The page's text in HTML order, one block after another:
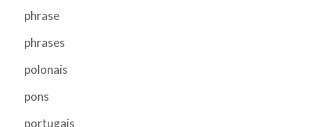
phrase
phrases
polonais
pons
portugais